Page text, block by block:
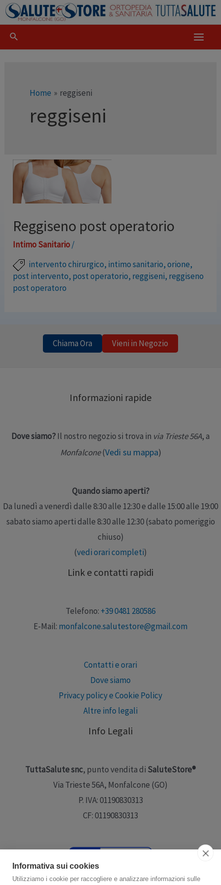
Home reggiseni
reggiseni
Reggiseno post operatorio
Intimo Sanitario/
intervento chirurgico, intimo sanitario,orione,
post intervento, post operatorio, reggiseni, reggiseno
post operatoro
professionista del settore, Sono realizzati in materiale
traspirante e soffice, latex free, senza cuciture Hanno
ed extra supporto Le pratiche taschine consentono l’
Chiama Ora Vieni in Negozio
Informazioni rapide
Dove siamo?Il nostro negozio si trova in via Trieste 56A, a
Monfalcone(Vedi su mappa)
Quando siamo aperti?
Da lunedì a venerdì dalle 8:30 alle 12:30 e dalle 15:00 alle 19:00
sabato siamo aperti dalle 8:30 alle 12:30 (sabato pomeriggio
chiuso)
(vedi orari completi)
Link e contatti rapidi
Telefono: +39 0481 280586
E-Mail: monfalcone.salutestore@gmail.com
Contatti e orari
Dove siamo
Privacy policy e Cookie Policy
Altre info legali
Info Legali
TuttaSalute snc, punto vendita di SaluteStore®
Via Trieste 56A, Monfalcone (GO)
P. IVA: 01190830313
CF: 01190830313
Informativa sui cookies
Utilizziamo i cookie per raccogliere e analizzare informazioni sulle